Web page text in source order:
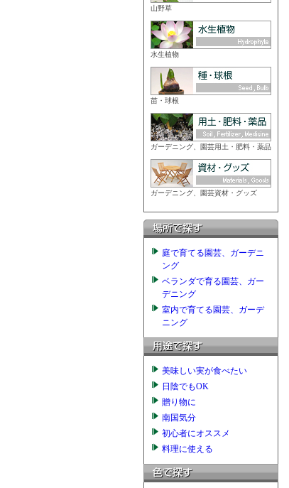
山野草
水生植物
苗・球根
ガーデニング、園芸用土・肥料・薬品
ガーデニング、園芸資材・グッズ
庭で育てる園芸、ガーデニ
ング
ベランダで育る園芸、ガー
デニング
室内で育てる園芸、ガーデ
ニング
美味しい実が食べたい
日陰でもOK
贈り物に
南国気分
初心者にオススメ
料理に使える